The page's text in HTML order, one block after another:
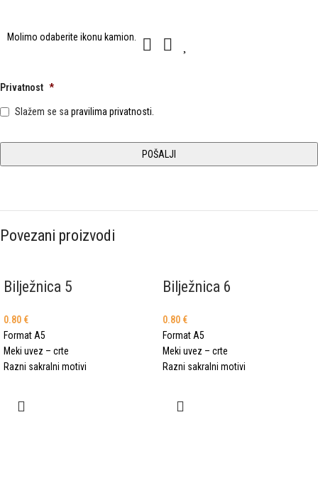
Molimo odaberite ikonu kamion. Molimo
odaberite
1
Privatnost *
Slažem se sapravilima privatnosti.
Povezani proizvodi
Bilježnica 5
0.80 €
Format A5
Meki uvez – crte
Razni sakralni motivi
Bilježnica 6
0.80 €
Format A5
Meki uvez – crte
Razni sakralni motivi